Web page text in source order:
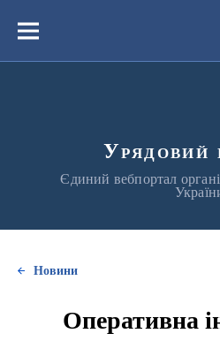
вмістуМеню
Урядовий
Єдиний вебпортал
Новини
Оперативна